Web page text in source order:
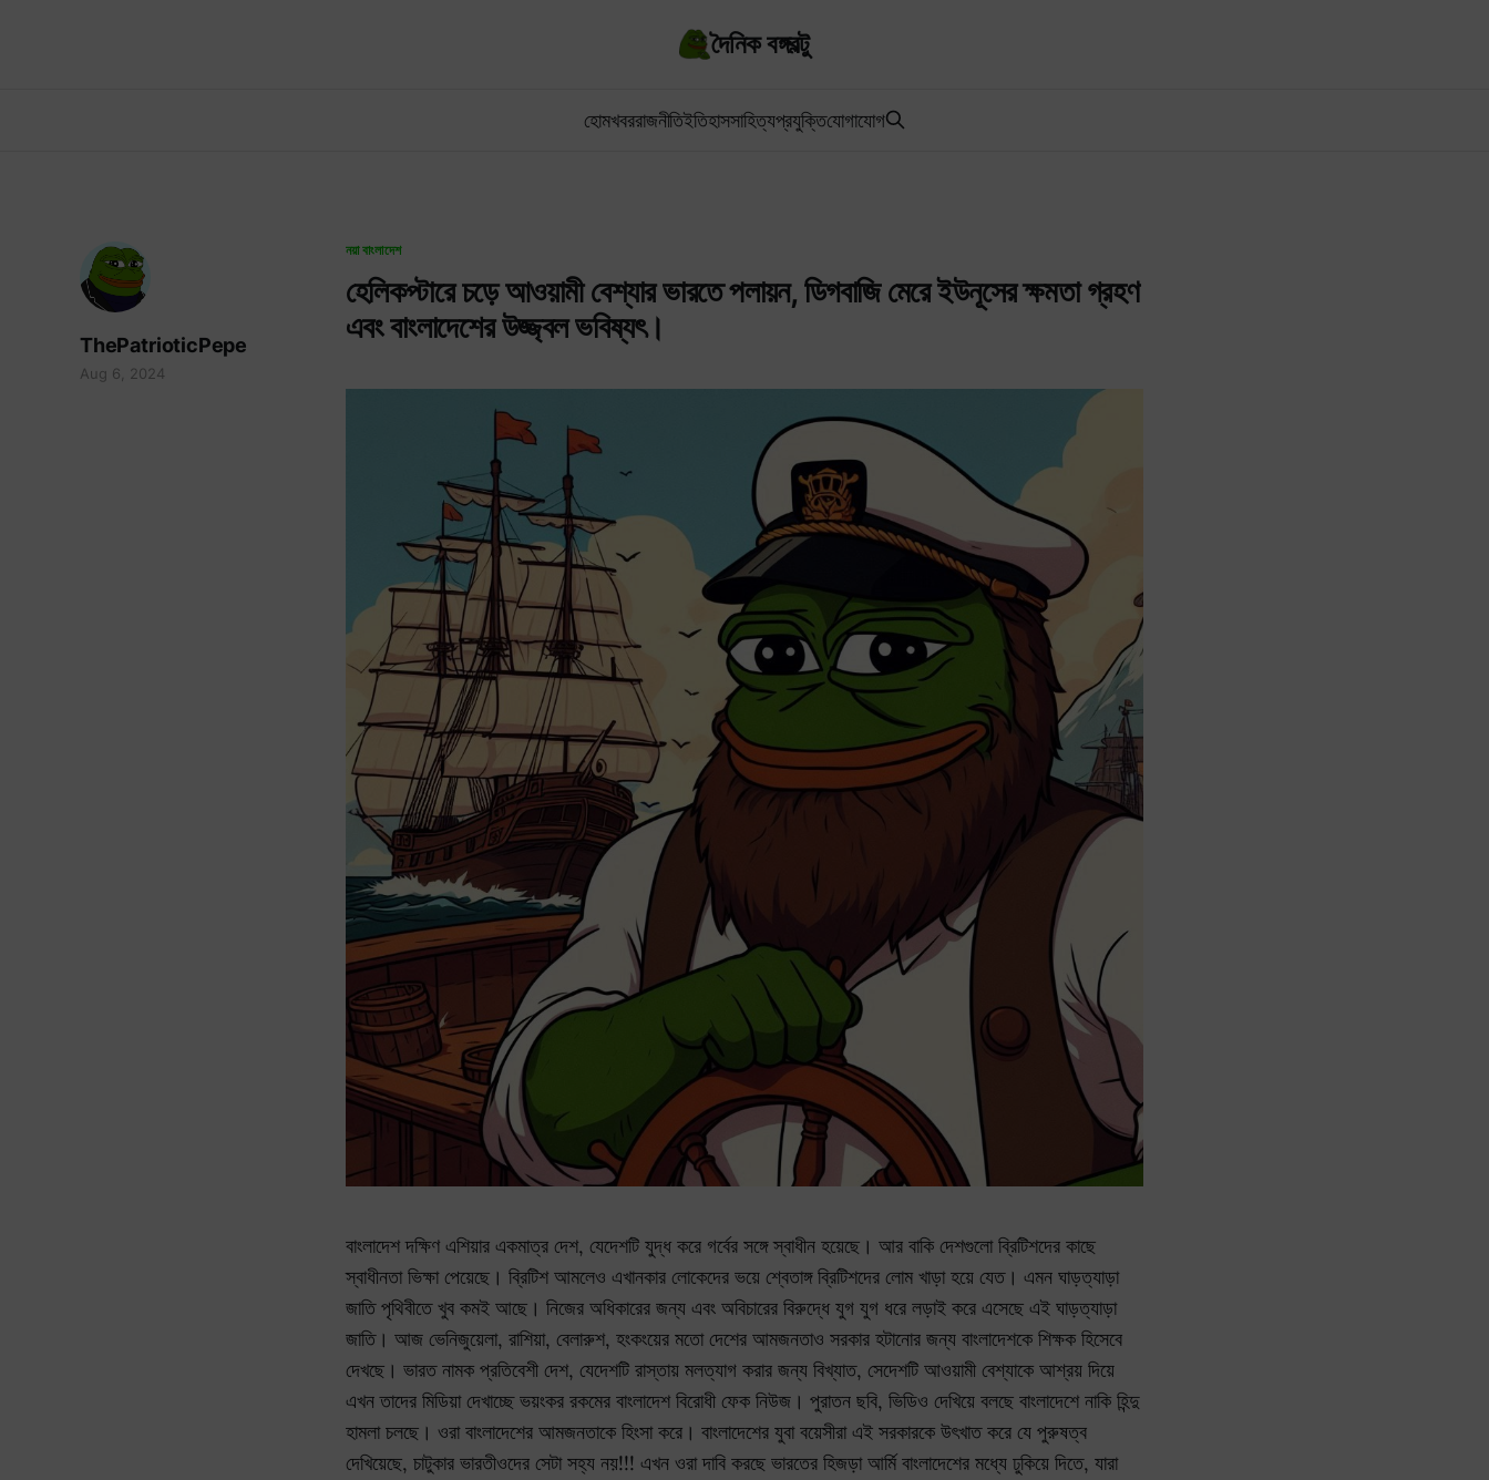
দৈনিক বঙ্গবল্টু
হোমখবররাজনীতিইতিহাসসাহিত্যপ্রযুক্তিযোগাযোগ
নয়া বাংলাদেশ
হেলিকপ্টারে চড়ে আওয়ামী বেশ্যার ভারতে পলায়ন, ডিগবাজি মেরে ইউনূসের ক্ষমতা গ্রহণ
এবং বাংলাদেশের উজ্জ্বল ভবিষ্যৎ।
ThePatrioticPepe
Aug 6, 2024
বাংলাদেশ দক্ষিণ এশিয়ার একমাত্র দেশ, যেদেশটি যুদ্ধ করে গর্বের সঙ্গে স্বাধীন হয়েছে। আর বাকি দেশগুলো ব্রিটিশদের কাছে
স্বাধীনতা ভিক্ষা পেয়েছে। ব্রিটিশ আমলেও এখানকার লোকেদের ভয়ে শ্বেতাঙ্গ ব্রিটিশদের লোম খাড়া হয়ে যেত। এমন ঘাড়ত্যাড়া
জাতি পৃথিবীতে খুব কমই আছে। নিজের অধিকারের জন্য এবং অবিচারের বিরুদ্ধে যুগ যুগ ধরে লড়াই করে এসেছে এই ঘাড়ত্যাড়া
জাতি। আজ ভেনিজুয়েলা, রাশিয়া, বেলারুশ, হংকংয়ের মতো দেশের আমজনতাও সরকার হটানোর জন্য বাংলাদেশকে শিক্ষক হিসেবে
দেখছে। ভারত নামক প্রতিবেশী দেশ, যেদেশটি রাস্তায় মলত্যাগ করার জন্য বিখ্যাত, সেদেশটি আওয়ামী বেশ্যাকে আশ্রয় দিয়ে
এখন তাদের মিডিয়া দেখাচ্ছে ভয়ংকর রকমের বাংলাদেশ বিরোধী ফেক নিউজ। পুরাতন ছবি, ভিডিও দেখিয়ে বলছে বাংলাদেশে নাকি হিন্দু
হামলা চলছে। ওরা বাংলাদেশের আমজনতাকে হিংসা করে। বাংলাদেশের যুবা বয়েসীরা এই সরকারকে উৎখাত করে যে পুরুষত্ব
দেখিয়েছে, চাটুকার ভারতীওদের সেটা সহ্য নয়!!! এখন ওরা দাবি করছে ভারতের হিজড়া আর্মি বাংলাদেশের মধ্যে ঢুকিয়ে দিতে, যারা